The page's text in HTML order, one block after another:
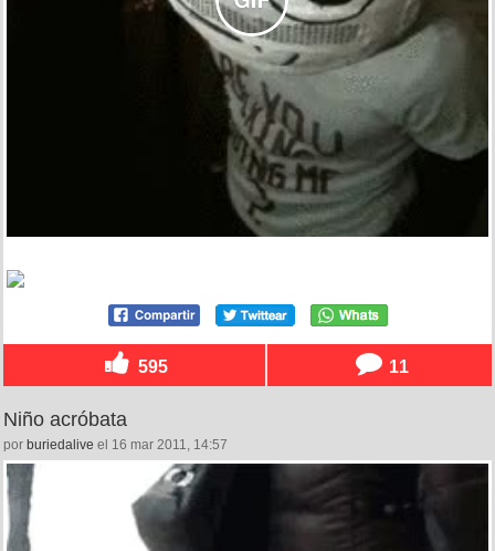
595 11
Niño acróbata
por buriedalive el 16 mar 2011, 14:57